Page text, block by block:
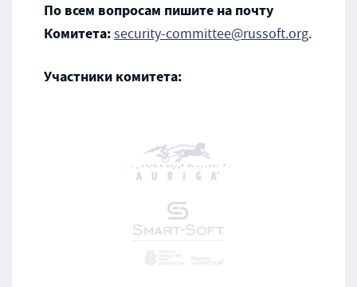
По всем вопросам пишите на почту
Комитета:security-committee@russoft.org.
Участники комитета: